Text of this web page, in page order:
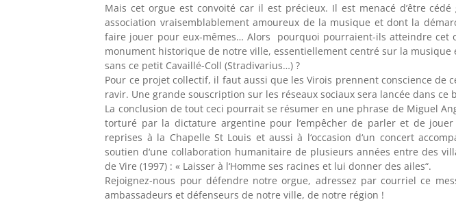
Mais cet orgue est convoité car il est précieux. Il est menacé d’être
association vraisemblablement amoureux de la musique et dont la
faire jouer pour eux-mêmes… Alors pourquoi pourraient-ils atteindre cet
monument historique de notre ville, essentiellement centré sur la
sans ce petit Cavaillé-Coll (Stradivarius…) ?
Pour ce projet collectif, il faut aussi que les Virois prennent conscience
ravir. Une grande souscription sur les réseaux sociaux sera lancée dans
La conclusion de tout ceci pourrait se résumer en une phrase de Miguel
torturé par la dictature argentine pour l‘empêcher de parler et de
reprises à la Chapelle St Louis et aussi à l‘occasion d‘un concert
soutien d‘une collaboration humanitaire de plusieurs années entre des
de Vire (1997) : « Laisser à l‘Homme ses racines et lui donner des ailes“.
Rejoignez-nous pour défendre notre orgue, adressez par courriel ce
ambassadeurs et défenseurs de notre ville, de notre région !